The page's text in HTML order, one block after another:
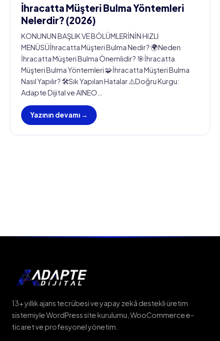
İhracatta Müşteri Bulma Yöntemleri
Nelerdir? (2026)
KONUNUN BAŞLIK VE BÖLÜMLERİNİN HIZLI
MENÜSÜİhracatta Müşteri Bulma Nedir? 🌍Neden
İhracatta Müşteri Bulma Önemlidir? 🎯İhracatta
Müşteri Bulma Yöntemleri 🧩İhracatta Müşteri Bulma
Nasıl Yapılır? 🛠️Sık Yapılan Hatalar ⚠️Doğru Kurgu:
Adapte Dijital ve AINEO…
Yazının devamı →
13+ yıllık ajans tecrübesi ve yapay zekâ destekli üretim
sistemiyle WordPress site kurulumu, WooCommerce e-
ticaret ve profesyonel yönetim.